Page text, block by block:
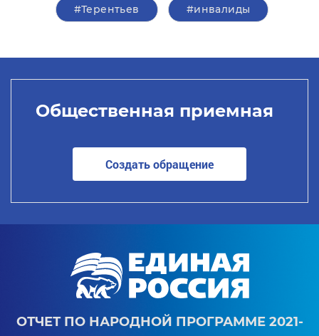
#Терентьев #инвалиды
Общественная приемная
Создать обращение
ОТЧЕТ ПО НАРОДНОЙ ПРОГРАММЕ 2021-